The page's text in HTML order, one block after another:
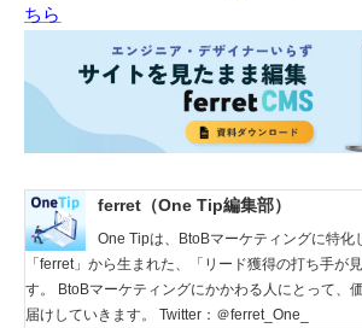
ちら
ferret（One Tip編集部）
One Tipは、BtoBマーケティングに特化
「ferret」から生まれた、「リード獲得の打ち手が
す。 BtoBマーケティングにかかわる人にとって、
届けしていきます。 Twitter：＠ferret_One_